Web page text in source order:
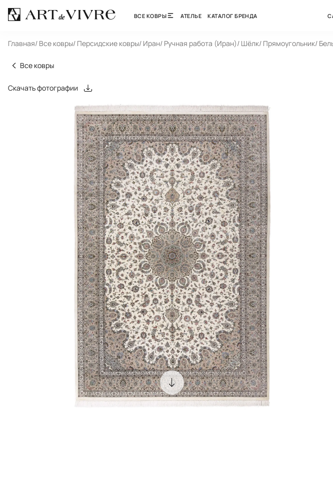
ВСЕ КОВРЫ АТЕЛЬЕ КАТАЛОГ БРЕНДА
Главная/ Все ковры/ Персидские ковры/ Иран/ Ручная работа (Иран)/ Шёлк/ Прямоугольник/
Все ковры
Скачать фотографии